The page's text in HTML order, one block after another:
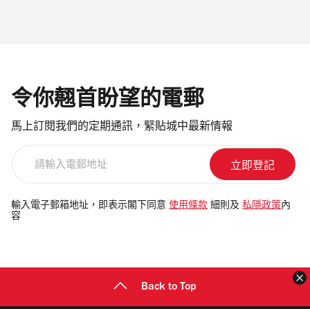
令你翹首盼望的電郵
馬上訂閱我們的定期通訊，緊貼城中最新情報
電
郵
輸入電子郵箱地址，即表示閣下同意 使用條款 細則及 私隱政策 內
容
Back to Top